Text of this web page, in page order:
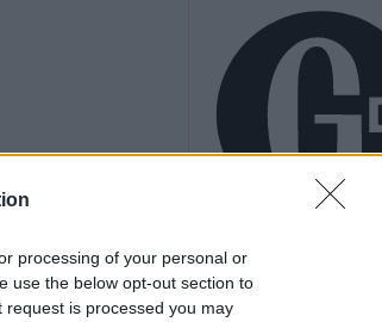
processing of your personal or
use the below opt-out section to
is processed you may
történetek